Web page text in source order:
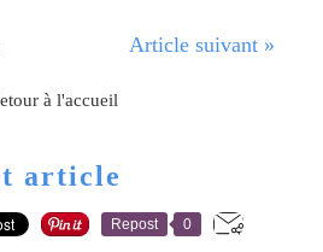
Article suivant »
à l'accueil
article
Repost 0